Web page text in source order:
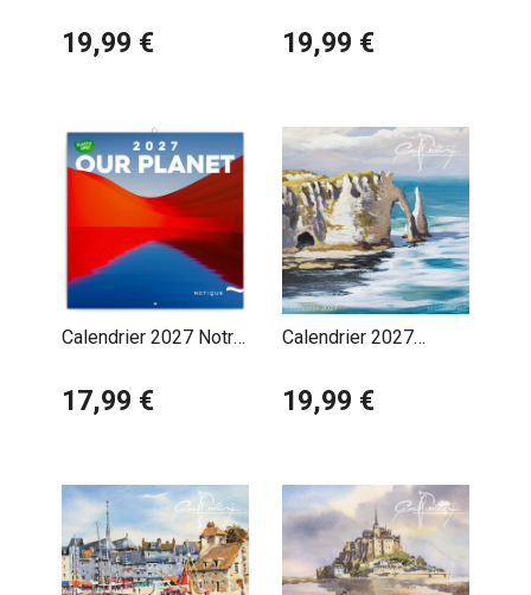
19,99 €
Chausey
19,99 €
Calendrier 2027 Notre
Beautés
17,99 €
Calendrier 2027
Normandie Etretat
19,99 €